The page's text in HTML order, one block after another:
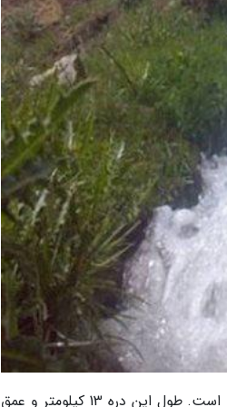
منطقه ای که جهنم دره در آن قرار گرفته در گذشته در محدوده جاده ابریشم قرار داشته است. طول این دره 13 کیلومتر و عمق